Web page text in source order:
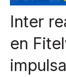
Inter
en